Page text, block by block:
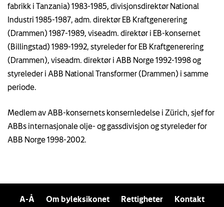
fabrikk i Tanzania) 1983-1985, divisjonsdirektør National
Industri 1985-1987, adm. direktør EB Kraftgenerering
(Drammen) 1987-1989, viseadm. direktør i EB-konsernet
(Billingstad) 1989-1992, styreleder for EB Kraftgenerering
(Drammen), viseadm. direktør i ABB Norge 1992-1998 og
styreleder i ABB National Transformer (Drammen) i samme
periode.
Medlem av ABB-konsernets konsernledelse i Zürich, sjef for
ABBs internasjonale olje- og gassdivisjon og styreleder for
ABB Norge 1998-2002.
A-Å Om byleksikonet Rettigheter Kontakt